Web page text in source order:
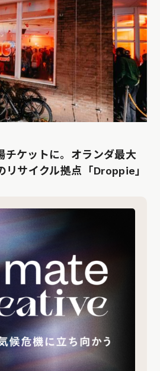
チケットに。オランダ最大
リサイクル拠点「Droppie」